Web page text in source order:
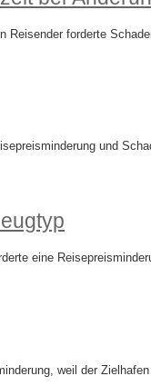
forderte
und
eine
weil der